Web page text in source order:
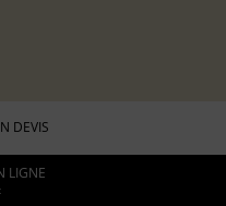
DEVIS
LIGNE